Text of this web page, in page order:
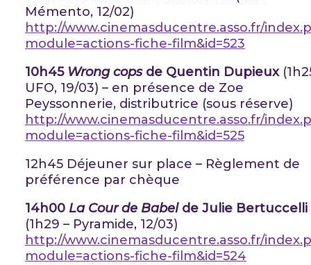
Mémento, 12/02)
http://www.cinemasducentre.asso.fr/
module=actions-fiche-film&id=523
10h45 Wrong copsde Quentin Dupieux
UFO, 19/03) – en présence de Zoe
Peyssonnerie, distributrice (sous réserve)
http://www.cinemasducentre.asso.fr/
module=actions-fiche-film&id=525
12h45 Déjeuner sur place – Règlement de
préférence par chèque
14h00 La Cour de Babelde Julie Bertuccelli
(1h29 – Pyramide, 12/03)
http://www.cinemasducentre.asso.fr/
module=actions-fiche-film&id=524